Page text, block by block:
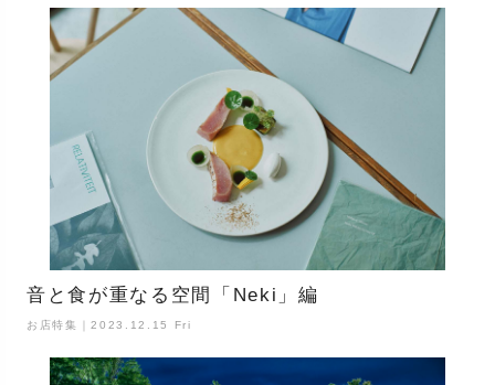
音と食が重なる空間「Neki」編
お店特集｜2023.12.15 Fri